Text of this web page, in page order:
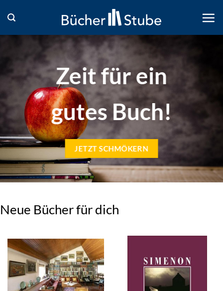
Inhalt
springen
Zeit für ein
gutes Buch!
JETZT SCHMÖKERN
Neue Bücher für dich